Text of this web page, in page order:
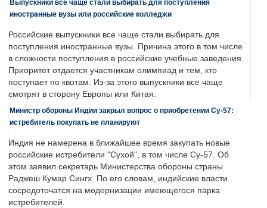
Выпускники все чаще стали выбирать для поступления
иностранные вузы или российские колледжи
Российские выпускники все чаще стали выбирать для
поступления иностранные вузы. Причина этого в том числе
в сложности поступления в российские учебные заведения.
Приоритет отдается участникам олимпиад и тем, кто
поступает по квотам. Из-за этого выпускники все чаще
смотрят в сторону Европы или Китая.
Министр обороны Индии закрыл вопрос о приобретении Су-57:
истребитель покупать не планируют
Индия не намерена в ближайшее время закупать новые
российские истребители "Сухой", в том числе Су-57. Об
этом заявил секретарь Министерства обороны страны
Раджеш Кумар Сингх. По его словам, индийские власти
сосредоточатся на модернизации имеющегося парка
истребителей.